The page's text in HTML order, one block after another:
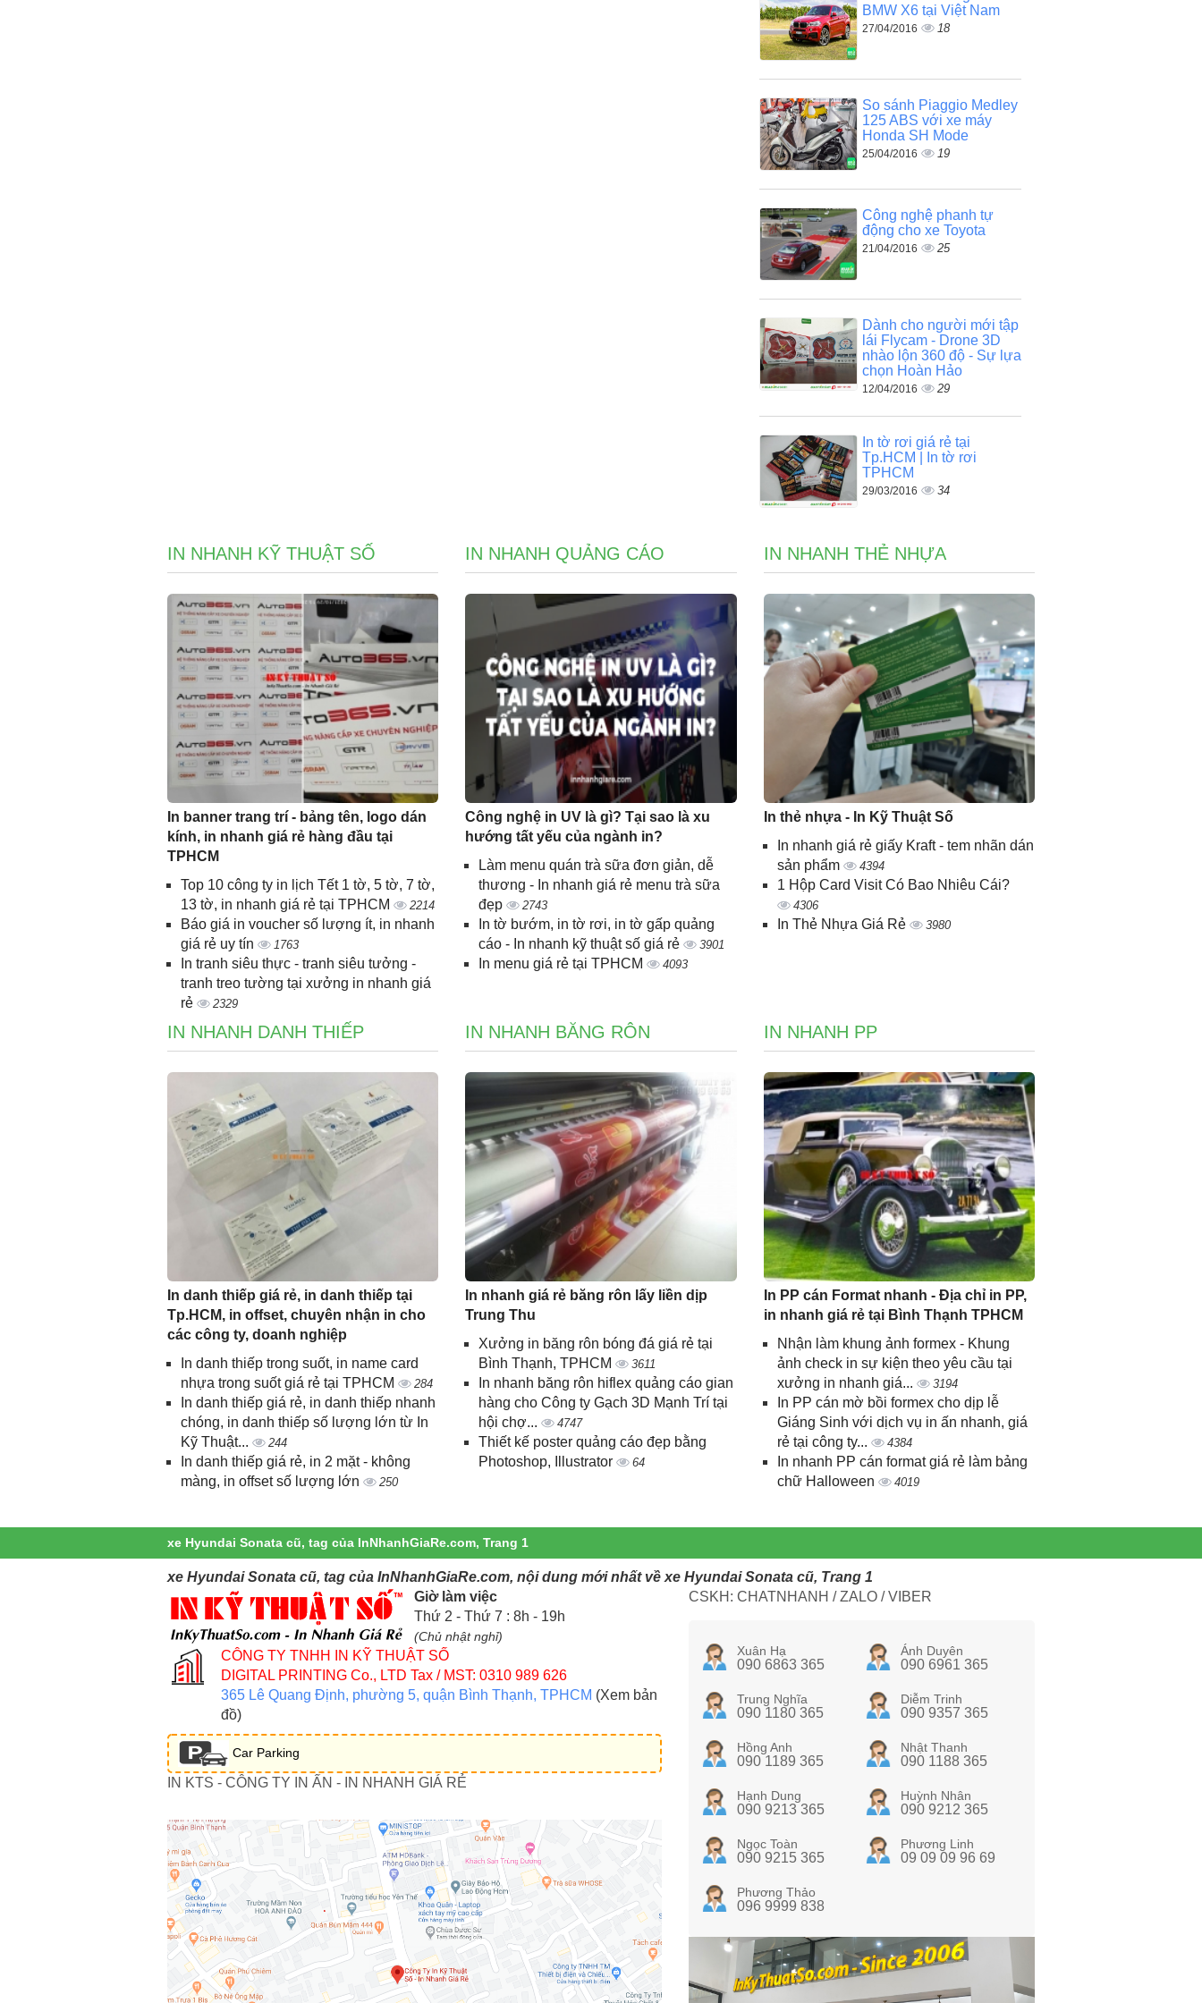
BMW X6 tại Việt Nam
27/04/2016 18
So sánh Piaggio Medley
125 ABS với xe máy
Honda SH Mode
25/04/2016 19
Công nghệ phanh tự
động cho xe Toyota
21/04/2016 25
Dành cho người mới tập
lái Flycam - Drone 3D
nhào lộn 360 độ - Sự lựa
chọn Hoàn Hảo
12/04/2016 29
In tờ rơi giá rẻ tại
Tp.HCM | In tờ rơi
TPHCM
29/03/2016 34
IN NHANH KỸ THUẬT SỐ
In banner trang trí - bảng tên, logo dán
kính, in nhanh giá rẻ hàng đầu tại
TPHCM
Top 10 công ty in lịch Tết 1 tờ, 5 tờ, 7 tờ,
13 tờ, in nhanh giá rẻ tại TPHCM
2214
Báo giá in voucher số lượng ít, in nhanh
giá rẻ uy tín
1763
In tranh siêu thực - tranh siêu tưởng -
tranh treo tường tại xưởng in nhanh giá
rẻ
2329
IN NHANH QUẢNG CÁO
Công nghệ in UV là gì? Tại sao là xu
hướng tất yếu của ngành in?
Làm menu quán trà sữa đơn giản, dễ
thương - In nhanh giá rẻ menu trà sữa
đẹp
2743
In tờ bướm, in tờ rơi, in tờ gấp quảng
cáo - In nhanh kỹ thuật số giá rẻ
3901
In menu giá rẻ tại TPHCM 4093
IN NHANH THẺ NHỰA
In thẻ nhựa - In Kỹ Thuật Số
In nhanh giá rẻ giấy Kraft - tem nhãn dán
sản phẩm
4394
1 Hộp Card Visit Có Bao Nhiêu Cái?
4306
In Thẻ Nhựa Giá Rẻ 3980
IN NHANH DANH THIẾP
In danh thiếp giá rẻ, in danh thiếp tại
Tp.HCM, in offset, chuyên nhận in cho
các công ty, doanh nghiệp
In danh thiếp trong suốt, in name card
nhựa trong suốt giá rẻ tại TPHCM
284
In danh thiếp giá rẻ, in danh thiếp nhanh
chóng, in danh thiếp số lượng lớn từ In
Kỹ Thuật...
244
In danh thiếp giá rẻ, in 2 mặt - không
màng, in offset số lượng lớn
250
IN NHANH BĂNG RÔN
In nhanh giá rẻ băng rôn lấy liền dịp
Trung Thu
Xưởng in băng rôn bóng đá giá rẻ tại
Bình Thạnh, TPHCM
3611
In nhanh băng rôn hiflex quảng cáo gian
hàng cho Công ty Gạch 3D Mạnh Trí tại
hội chợ...
4747
Thiết kế poster quảng cáo đẹp bằng
Photoshop, Illustrator
64
IN NHANH PP
In PP cán Format nhanh - Địa chỉ in PP,
in nhanh giá rẻ tại Bình Thạnh TPHCM
Nhận làm khung ảnh formex - Khung
ảnh check in sự kiện theo yêu cầu tại
xưởng in nhanh giá...
3194
In PP cán mờ bồi formex cho dịp lễ
Giáng Sinh với dịch vụ in ấn nhanh, giá
rẻ tại công ty...
4384
In nhanh PP cán format giá rẻ làm bảng
chữ Halloween
4019
xe Hyundai Sonata cũ, tag của InNhanhGiaRe.com, Trang 1
xe Hyundai Sonata cũ, tag của InNhanhGiaRe.com, nội dung mới nhất về xe Hyundai Sonata cũ, Trang 1
Giờ làm việc
Thứ 2 - Thứ 7 : 8h - 19h
(Chủ nhật nghỉ)
CÔNG TY TNHH IN KỸ THUẬT SỐ
DIGITAL PRINTING Co., LTD Tax / MST: 0310 989 626
365 Lê Quang Định, phường 5, quận Bình Thạnh, TPHCM (Xem bản
đồ)
Car Parking
IN KTS - CÔNG TY IN ẤN - IN NHANH GIÁ RẺ
CSKH: CHATNHANH / ZALO / VIBER
Xuân Hạ
090 6863 365
Ánh Duyên
090 6961 365
Trung Nghĩa
090 1180 365
Diễm Trinh
090 9357 365
Hồng Anh
090 1189 365
Nhật Thanh
090 1188 365
Hạnh Dung
090 9213 365
Huỳnh Nhân
090 9212 365
Ngọc Toàn
090 9215 365
Phương Linh
09 09 09 96 69
Phương Thảo
096 9999 838